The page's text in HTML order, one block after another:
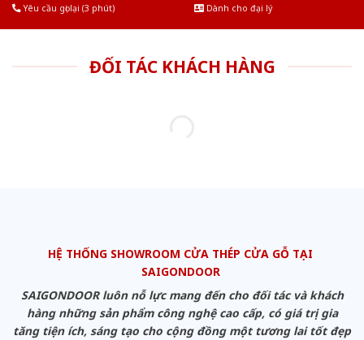
Yêu cầu gọi lại (3 phút)
Dành cho đại lý
ĐỐI TÁC KHÁCH HÀNG
HỆ THỐNG SHOWROOM CỬA THÉP CỬA GỖ TẠI
SAIGONDOOR
SAIGONDOOR luôn nỗ lực mang đến cho đối tác và khách
hàng những sản phẩm công nghệ cao cấp, có giá trị gia
tăng tiện ích, sáng tạo cho cộng đồng một tương lai tốt đẹp